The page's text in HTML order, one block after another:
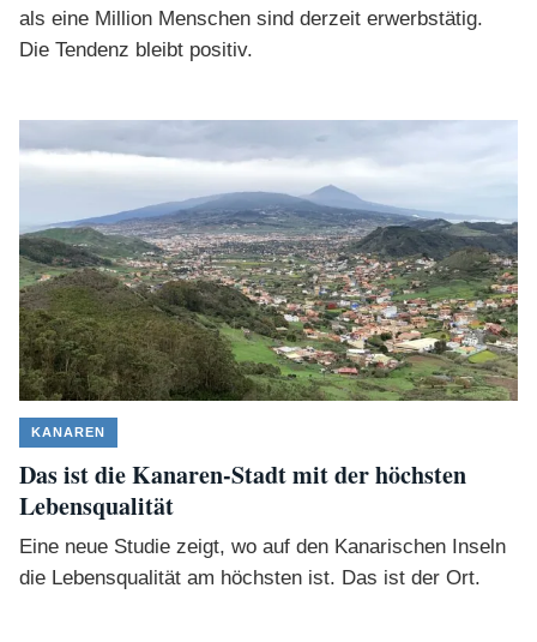
als eine Million Menschen sind derzeit erwerbstätig.
Die Tendenz bleibt positiv.
KANAREN
Das ist die Kanaren-Stadt mit der höchsten
Lebensqualität
Eine neue Studie zeigt, wo auf den Kanarischen Inseln
die Lebensqualität am höchsten ist. Das ist der Ort.